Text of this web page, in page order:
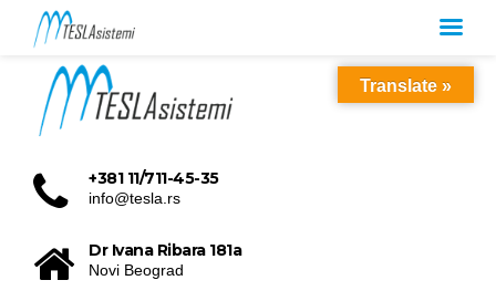
+381 11/711-45-35
info@tesla.rs
Dr Ivana Ribara 181a
Novi Beograd
Translate »